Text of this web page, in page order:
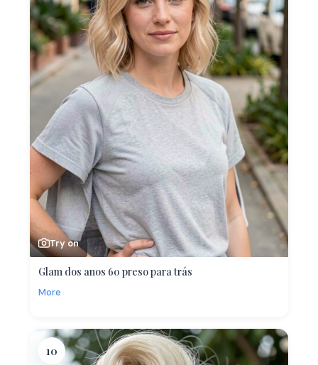
Try on
Glam dos anos 60 preso para trás
More
10